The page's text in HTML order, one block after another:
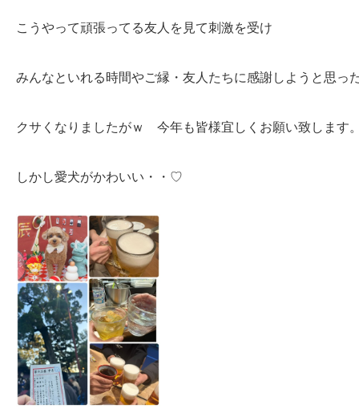
こうやって頑張ってる友人を見て刺激を受け
みんなといれる時間やご縁・友人たちに感謝しようと思っ
クサくなりましたがｗ 今年も皆様宜しくお願い致します
しかし愛犬がかわいい・・♡